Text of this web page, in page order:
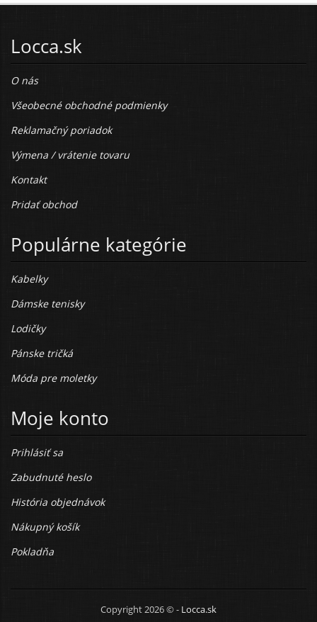
Locca.sk
O nás
Všeobecné obchodné podmienky
Reklamačný poriadok
Výmena / vrátenie tovaru
Kontakt
Pridať obchod
Populárne kategórie
Kabelky
Dámske tenisky
Lodičky
Pánske tričká
Móda pre moletky
Moje konto
Prihlásiť sa
Zabudnuté heslo
História objednávok
Nákupný košík
Pokladňa
Copyright 2026 © - Locca.sk